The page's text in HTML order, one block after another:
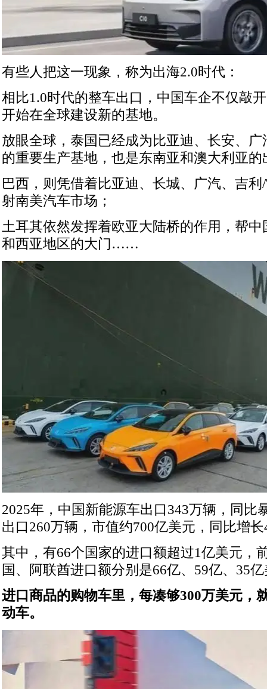
有些人把这一现象，称为出海2.0时代：
相比1.0时代的整车出口，中国车企不仅敲
开始在全球建设新的基地。
放眼全球，泰国已经成为比亚迪、长安、
的重要生产基地，也是东南亚和澳大利亚的
巴西，则凭借着比亚迪、长城、广汽、吉
射南美汽车市场；
土耳其依然发挥着欧亚大陆桥的作用，帮
和西亚地区的大门……
2025年，中国新能源车出口343万辆，同比
出口260万辆，市值约700亿美元，同比增长
其中，有66个国家的进口额超过1亿美元，
国、阿联酋进口额分别是66亿、59亿、35
进口商品的购物车里，每凑够300万美元，
动车。